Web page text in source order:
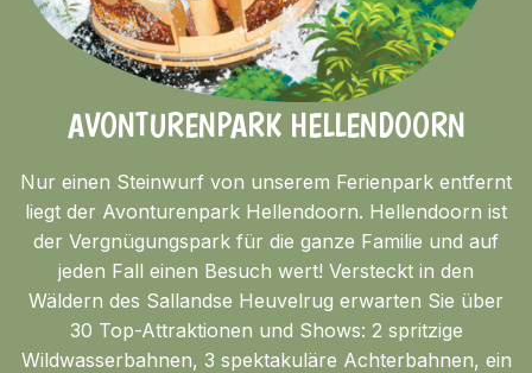
AVONTURENPARK HELLENDOORN
Nur einen Steinwurf von unserem Ferienpark entfernt
liegt der Avonturenpark Hellendoorn. Hellendoorn ist
der Vergnügungspark für die ganze Familie und auf
jeden Fall einen Besuch wert! Versteckt in den
Wäldern des Sallandse Heuvelrug erwarten Sie über
30 Top-Attraktionen und Shows: 2 spritzige
Wildwasserbahnen, 3 spektakuläre Achterbahnen, ein